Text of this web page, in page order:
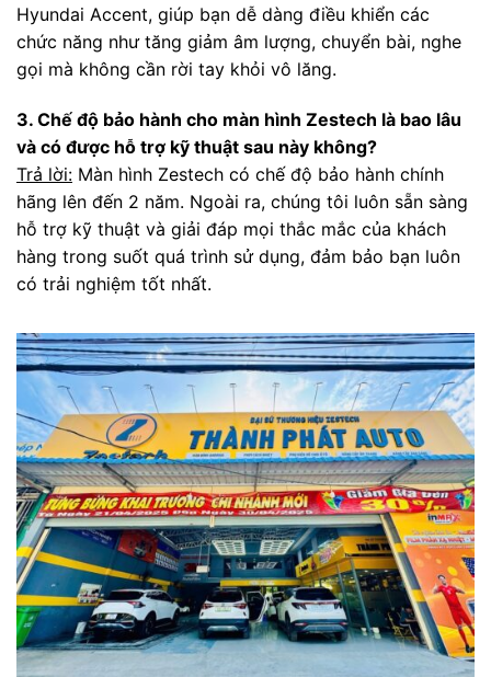
Hyundai Accent, giúp bạn dễ dàng điều khiển các
chức năng như tăng giảm âm lượng, chuyển bài, nghe
gọi mà không cần rời tay khỏi vô lăng.
3. Chế độ bảo hành cho màn hình Zestech là bao lâu
và có được hỗ trợ kỹ thuật sau này không?
Trả lời: Màn hình Zestech có chế độ bảo hành chính
hãng lên đến 2 năm. Ngoài ra, chúng tôi luôn sẵn sàng
hỗ trợ kỹ thuật và giải đáp mọi thắc mắc của khách
hàng trong suốt quá trình sử dụng, đảm bảo bạn luôn
có trải nghiệm tốt nhất.